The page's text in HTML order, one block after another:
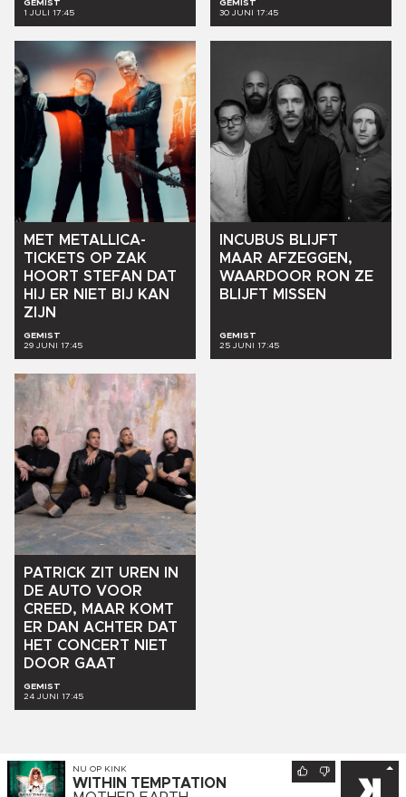
GEMIST
1 JULI 17:45
GEMIST
30 JUNI 17:45
MET METALLICA-
TICKETS OP ZAK
HOORT STEFAN
DAT
HIJ ER NIET BIJ KAN
ZIJN
GEMIST
29 JUNI 17:45
INCUBUS BLIJFT
MAAR AFZEGGEN,
WAARDOOR RON ZE
BLIJFT MISSEN
GEMIST
25 JUNI 17:45
PATRICK ZIT UREN
IN
DE AUTO VOOR
CREED, MAAR KOMT
ER DAN ACHTER DAT
HET CONCERT NIET
DOOR GAAT
GEMIST
24 JUNI 17:45
NU OP KINK
WITHIN TEMPTATION